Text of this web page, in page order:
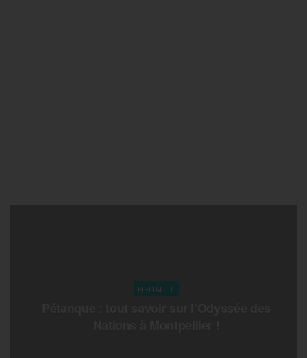
HERAULT